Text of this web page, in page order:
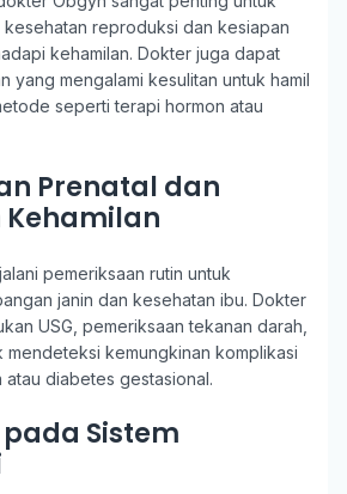
reproduksi dan kesiapan
kehamilan. Dokter juga dapat
yang mengalami kesulitan untuk hamil
seperti terapi hormon atau
Prenatal dan
pemeriksaan rutin untuk
janin dan kesehatan ibu. Dokter
USG, pemeriksaan tekanan darah,
mendeteksi kemungkinan komplikasi
diabetes gestasional.
Sistem